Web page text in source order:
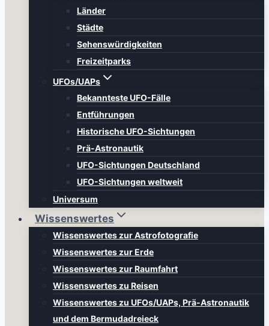
Länder
Städte
Sehenswürdigkeiten
Freizeitparks
UFOs/UAPs
Bekannteste UFO-Fälle
Entführungen
Historische UFO-Sichtungen
Prä-Astronautik
UFO-Sichtungen Deutschland
UFO-Sichtungen weltweit
Universum
Wissenswertes
Wissenswertes zur Astrofotografie
Wissenswertes zur Erde
Wissenswertes zur Raumfahrt
Wissenswertes zu Reisen
Wissenswertes zu UFOs/UAPs, Prä-Astronautik
und dem Bermudadreieck